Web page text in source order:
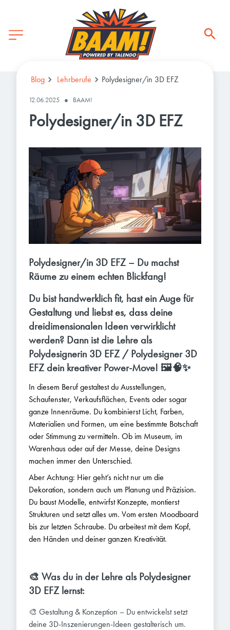
Blog Lehrberufe Polydesigner/in 3D EFZ
12.06.2025 ● BAAM!
Polydesigner/in 3D EFZ
Polydesigner/in 3D EFZ – Du machst
Räume zu einem echten Blickfang!
Du bist handwerklich fit, hast ein Auge für
Gestaltung und liebst es, dass deine
dreidimensionalen Ideen verwirklicht
werden? Dann ist die Lehre als
Polydesignerin 3D EFZ / Polydesigner 3D
EFZ dein kreativer Power-Move! 🖼️🧠✨
In diesem Beruf gestaltest du Ausstellungen,
Schaufenster, Verkaufsflächen, Events oder sogar
ganze Innenräume. Du kombinierst Licht, Farben,
Materialien und Formen, um eine bestimmte Botschaft
oder Stimmung zu vermitteln. Ob im Museum, im
Warenhaus oder auf der Messe, deine Designs
machen immer den Unterschied.
Aber Achtung: Hier geht’s nicht nur um die
Dekoration, sondern auch um Planung und Präzision.
Du baust Modelle, entwirfst Konzepte, montierst
Strukturen und setzt alles um. Vom ersten Moodboard
bis zur letzten Schraube. Du arbeitest mit dem Kopf,
den Händen und deiner ganzen Kreativität.
🎨 Was du in der Lehre als Polydesigner
3D EFZ lernst:
🎨 Gestaltung & Konzeption – Du entwickelst setzt
deine 3D-Inszenierungen-Ideen gestalterisch um.